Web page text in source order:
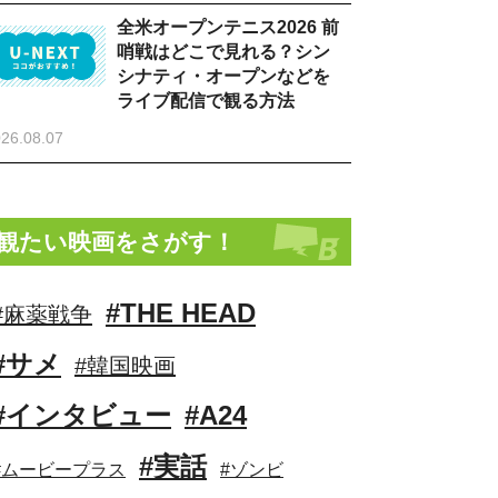
全米オープンテニス2026 前
哨戦はどこで見れる？シン
シナティ・オープンなどを
ライブ配信で観る方法
たい映画をさがす！
薬戦争 #THE HEAD
サメ
#韓国映画
インタビュー #A24
ービープラス #実話 #ゾンビ